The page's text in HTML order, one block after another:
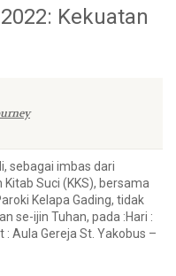
Kekuatan
sebagai imbas dari
Suci (KKS), bersama
Kelapa Gading, tidak
se-ijin Tuhan, pada :Hari :
Aula Gereja St. Yakobus –